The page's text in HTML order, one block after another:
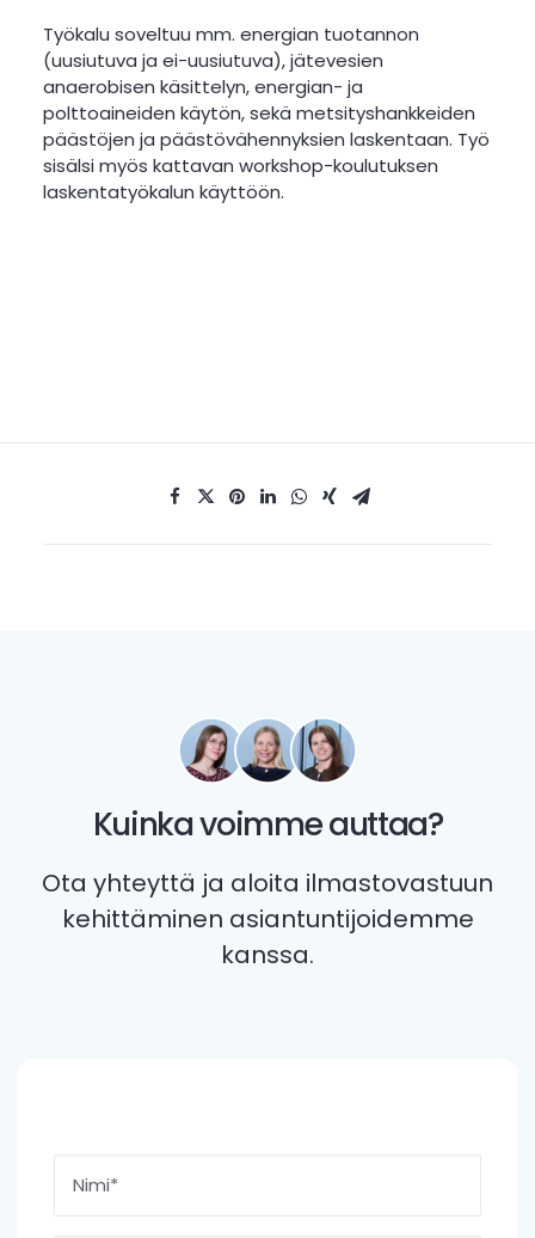
Työkalu soveltuu mm. energian tuotannon
(uusiutuva ja ei-uusiutuva), jätevesien
anaerobisen käsittelyn, energian- ja
polttoaineiden käytön, sekä metsityshankkeiden
päästöjen ja päästövähennyksien laskentaan. Työ
sisälsi myös kattavan workshop-koulutuksen
laskentatyökalun käyttöön.
Kuinka voimme auttaa?
Ota yhteyttä ja aloita ilmastovastuun
kehittäminen asiantuntijoidemme
kanssa.